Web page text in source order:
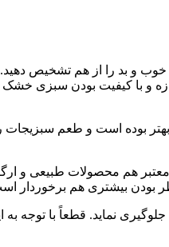
و بد را از هم تشخیص
تازه و با کیفیت بودن سبزی
بوده است و طعم سبزیجات
هم محصولات طبیعی و
بودن بیشتری هم برخوردار
نماید. قطعاً با توجه به